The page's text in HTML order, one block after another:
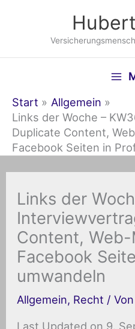
Start
Allgemein
Links der Woche –
Duplicate Content,
Facebook Seiten in
Links der
Content,
Facebook
umwandeln
Allgemein, Recht / Von
Last Updated on 9.